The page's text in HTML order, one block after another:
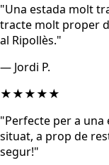
"Una estada molt
tracte molt proper
al Ripollès."
— Jordi P.
★★★★★
"Perfecte per a una
situat, a prop de
segur!"